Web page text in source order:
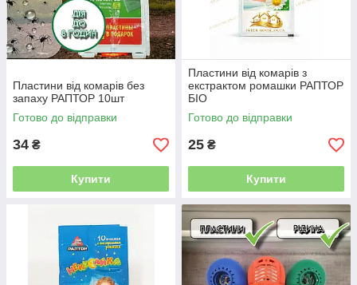
Пластини від комарів без
запаху РАПТОР 10шт
Готово до відправки
34 ₴
Купити
Пластини від комарів з
екстрактом ромашки РАПТОР
БІО
Готово до відправки
25 ₴
Купити